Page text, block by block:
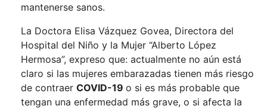
mantenerse sanos.
La Doctora Elisa Vázquez Govea, Directora del
Hospital del Niño y la Mujer “Alberto López
Hermosa”, expreso que: actualmente no aún está
claro si las mujeres embarazadas tienen más riesgo
de contraer COVID-19 o si es más probable que
tengan una enfermedad más grave, o si afecta la